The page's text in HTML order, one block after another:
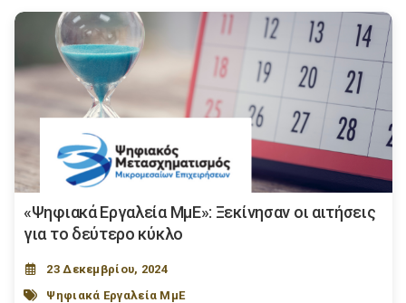
«Ψηφιακά Εργαλεία ΜμΕ»: Ξεκίνησαν οι αιτήσεις
για το δεύτερο κύκλο
23 Δεκεμβρίου, 2024
Ψηφιακά Εργαλεία ΜμΕ